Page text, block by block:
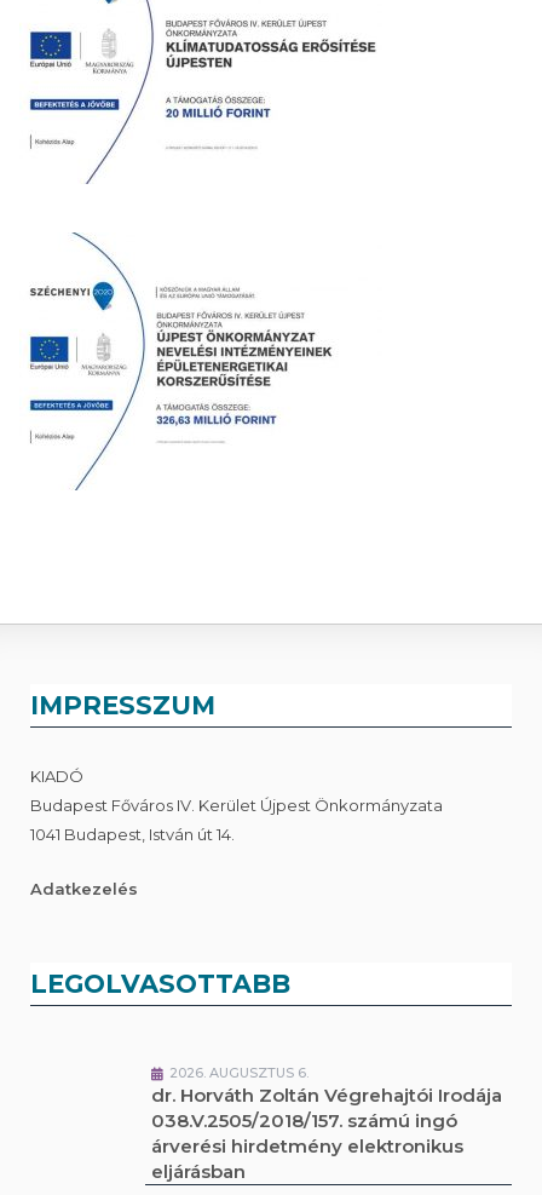
IMPRESSZUM
KIADÓ
Budapest Főváros IV. Kerület Újpest Önkormányzata
1041 Budapest, István út 14.
Adatkezelés
LEGOLVASOTTABB
2026. AUGUSZTUS 6.
dr. Horváth Zoltán Végrehajtói Irodája
038.V.2505/2018/157. számú ingó
árverési hirdetmény elektronikus
eljárásban